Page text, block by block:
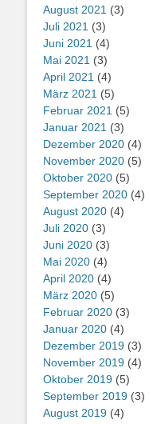
August 2021 (3)
Juli 2021 (3)
Juni 2021 (4)
Mai 2021 (3)
April 2021 (4)
März 2021 (5)
Februar 2021 (5)
Januar 2021 (3)
Dezember 2020 (4)
November 2020 (5)
Oktober 2020 (5)
September 2020 (4)
August 2020 (4)
Juli 2020 (3)
Juni 2020 (3)
Mai 2020 (4)
April 2020 (4)
März 2020 (5)
Februar 2020 (3)
Januar 2020 (4)
Dezember 2019 (3)
November 2019 (4)
Oktober 2019 (5)
September 2019 (3)
August 2019 (4)